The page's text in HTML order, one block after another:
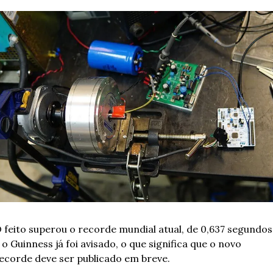
feito superou o recorde mundial atual, de 0,637
o Guinness já foi avisado, o que significa que o novo
deve ser publicado em breve.